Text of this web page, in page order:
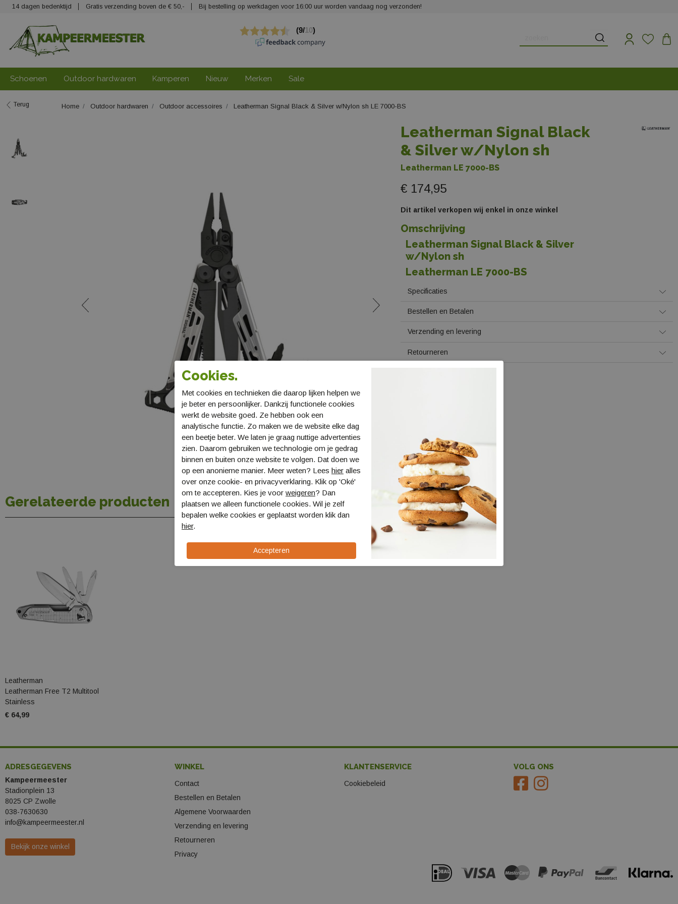
14 dagen bedenktijd Gratis verzending boven de € 50,- Bij bestelling op werkdagen voor 16:00 uur worden vandaag nog verzonden!
Schoenen Outdoor hardwaren Kamperen Nieuw Merken Sale
Terug Home Outdoor hardwaren Outdoor accessoires Leatherman Signal Black & Silver w/Nylon sh LE 7000-BS
Leatherman Signal Black
& Silver w/Nylon sh
Leatherman LE 7000-BS
€ 174,95
Dit artikel verkopen wij enkel in onze winkel
Omschrijving
Leatherman Signal Black & Silver
w/Nylon sh
Leatherman LE 7000-BS
Specificaties
Bestellen en Betalen
Verzending en levering
Retourneren
Gerelateerde producten
Leatherman
Leatherman Free T2 Multitool
Stainless
€ 64,99
ADRESGEGEVENS
Kampeermeester
Stadionplein 13
8025 CP Zwolle
038-7630630
info@kampeermeester.nl
Bekijk onze winkel
WINKEL
Contact
Bestellen en Betalen
Algemene Voorwaarden
Verzending en levering
Retourneren
Privacy
KLANTENSERVICE
Cookiebeleid
VOLG ONS
Cookies.
Met cookies en technieken die daarop lijken helpen we
je beter en persoonlijker. Dankzij functionele cookies
werkt de website goed. Ze hebben ook een
analytische functie. Zo maken we de website elke dag
een beetje beter. We laten je graag nuttige advertenties
zien. Daarom gebruiken we technologie om je gedrag
binnen en buiten onze website te volgen. Dat doen we
op een anonieme manier. Meer weten? Lees hier alles
over onze cookie- en privacyverklaring. Klik op 'Oké'
om te accepteren. Kies je voor weigeren? Dan
plaatsen we alleen functionele cookies. Wil je zelf
bepalen welke cookies er geplaatst worden klik dan
hier.